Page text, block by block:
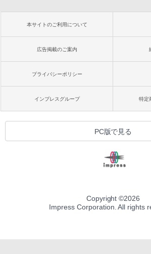
本サイトのご利用について
広告掲載のご案内
プライバシーポリシー
インプレスグループ 特定
PC版で見る
Copyright ©2026
Impress Corporation. All rights